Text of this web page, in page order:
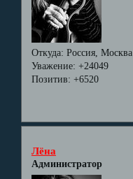
Откуда: Россия, Москва
Уважение: +24049
Позитив: +6520
Лёна
Администратор